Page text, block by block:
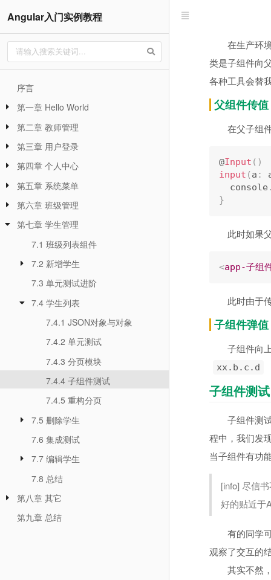
Angular入门实例教程
序言
第一章 Hello World
第二章 教师管理
第三章 用户登录
第四章 个人中心
第五章 系统菜单
第六章 班级管理
第七章 学生管理
7.1 班级列表组件
7.2 新增学生
7.3 单元测试进阶
7.4 学生列表
7.4.1 JSON对象与对象
7.4.2 单元测试
7.4.3 分页模块
7.4.4 子组件测试
7.4.5 重构分页
7.5 删除学生
7.6 集成测试
7.7 编辑学生
7.8 总结
第八章 其它
第九章 总结
在生产环
类是子组件向
各种工具会替
父组件传值
在父子组
@Input ( )
input ( a :
  console
}
此时如果
<app-子组
此时由于
子组件弹值
子组件向
xx.b.c.d
子组件测试
子组件测
程中，我们发
当子组件有功
[info] 尽信
好的贴近于
有的同学
观察了交互的
其实不然